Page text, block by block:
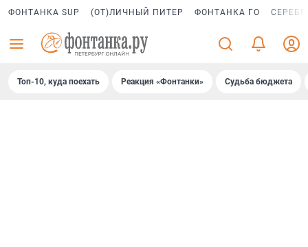
ФОНТАНКА SUP (ОТ)ЛИЧНЫЙ ПИТЕР ФОНТАНКА ГО
Топ-10, куда поехать Реакция «Фонтанки» Судьба бюджета